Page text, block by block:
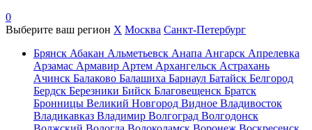
0
Выберите ваш регион X Москва Санкт-Петербург
Брянск Абакан Альметьевск Анапа Ангарск Апрелевка
Арзамас Армавир Артем Архангельск Астрахань
Ачинск Балаково Балашиха Барнаул Батайск Белгород
Бердск Березники Бийск Благовещенск Братск
Бронницы Великий Новгород Видное Владивосток
Владикавказ Владимир Волгоград Волгодонск